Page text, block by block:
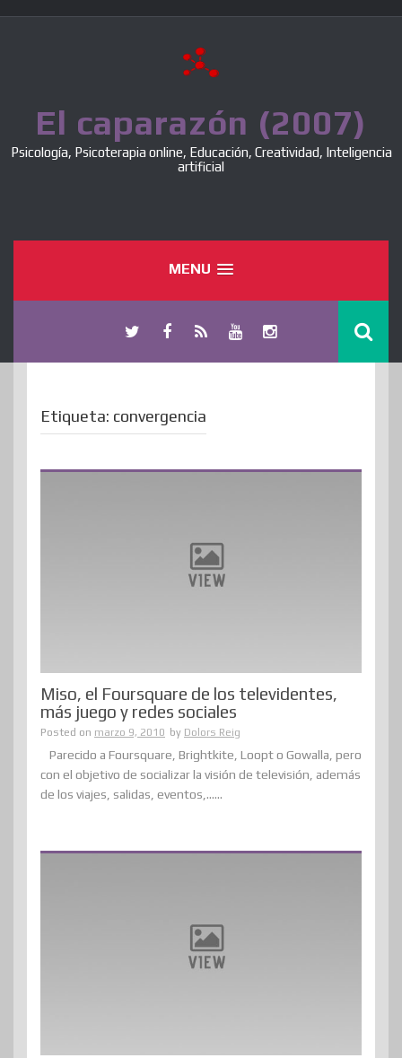
El caparazón (2007)
Psicología, Psicoterapia online, Educación, Creatividad, Inteligencia
artificial
MENU
Etiqueta: convergencia
Miso, el Foursquare de los televidentes,
más juego y redes sociales
Posted on marzo 9, 2010 by Dolors Reig
Parecido a Foursquare, Brightkite, Loopt o Gowalla, pero
con el objetivo de socializar la visión de televisión, además
de los viajes, salidas, eventos,......